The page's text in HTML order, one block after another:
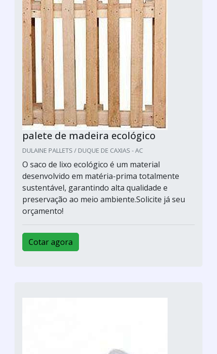
palete de madeira ecológico
DULAINE PALLETS / DUQUE DE CAXIAS - AC
O saco de lixo ecológico é um material
desenvolvido em matéria-prima totalmente
sustentável, garantindo alta qualidade e
preservação ao meio ambiente.Solicite já seu
orçamento!
Cotar agora